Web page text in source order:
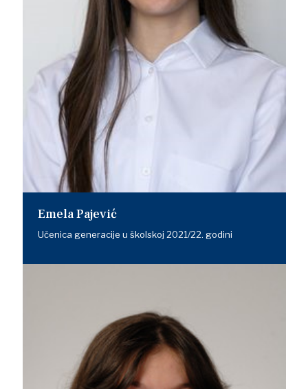
Emela Pajević
Učenica generacije u školskoj 2021/22. godini